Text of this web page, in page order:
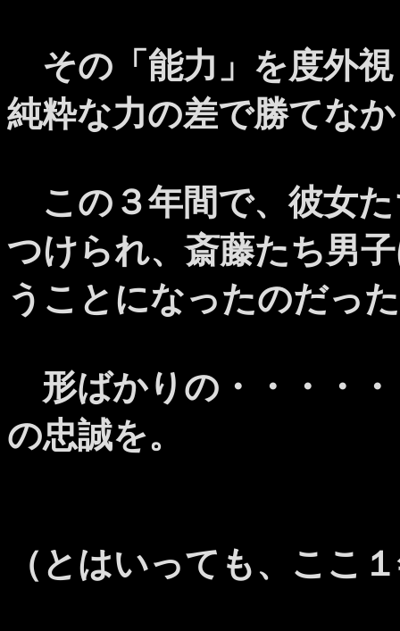
その「能力」を度外
純粋な力の差で勝てな
この３年間で、彼女
つけられ、斎藤たち男
うことになったのだっ
形ばかりの・・・・
の忠誠を。
（とはいっても、ここ